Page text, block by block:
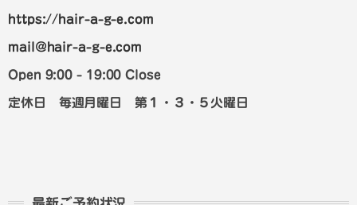
https://hair-a-g-e.com
mail@hair-a-g-e.com
Open 9:00 - 19:00 Close
定休日 毎週月曜日 第１・３・５火曜日